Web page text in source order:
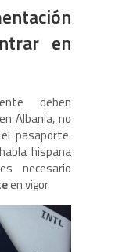
en
deben
Albania, no
pasaporte.
hispana
necesario
en vigor.